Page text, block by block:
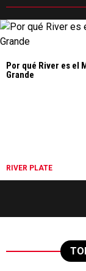
Por qué River es el
Grande
RIVER PLATE